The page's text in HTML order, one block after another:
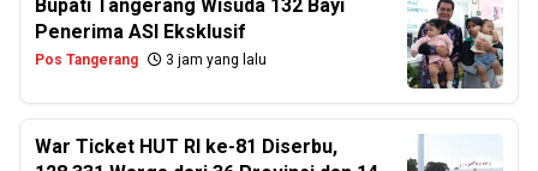
Bupati Tangerang Wisuda 132 Bayi
Penerima ASI Eksklusif
Pos Tangerang 3 jam yang lalu
War Ticket HUT RI ke-81 Diserbu,